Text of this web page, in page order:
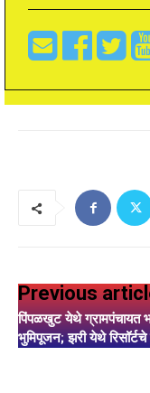
Previous
पिंपळखुट येथे ग्रामपंचायत
भुमिपूजन; झरी येथे रिसॉर्टचे